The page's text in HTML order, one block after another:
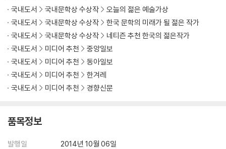
국내도서
국내문학상 수상작
오늘의 젊은 예술가상
국내도서
국내문학상 수상작
한국 문학의 미래가 될 젊은 작가
국내도서
국내문학상 수상작
네티즌 추천 한국의 젊은작가
국내도서
미디어 추천
중앙일보
국내도서
미디어 추천
동아일보
국내도서
미디어 추천
한겨레
국내도서
미디어 추천 경향신문
품목정보
발행일
2014년 10월 06일